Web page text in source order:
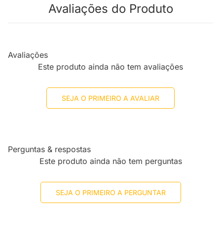
Avaliações do Produto
Avaliações
Este produto ainda não tem avaliações
SEJA O PRIMEIRO A AVALIAR
Perguntas & respostas
Este produto ainda não tem perguntas
SEJA O PRIMEIRO A PERGUNTAR